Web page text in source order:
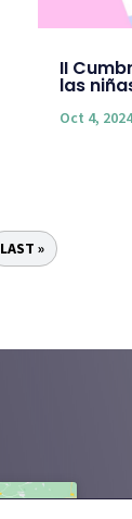
II
las
Oct 4, 2024
LAST »